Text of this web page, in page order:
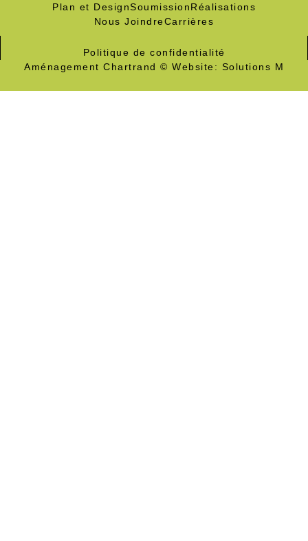
Plan et DesignSoumissionRéalisations
Nous JoindreCarrières
Politique de confidentialité
Aménagement Chartrand © Website: Solutions M